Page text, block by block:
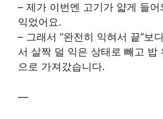
– 제가 이번엔 고기가 얇게 들어
익었어요.
– 그래서 “완전히 익혀서 끝”보
서 살짝 덜 익은 상태로 빼고 밥
으로 가져갔습니다.
—